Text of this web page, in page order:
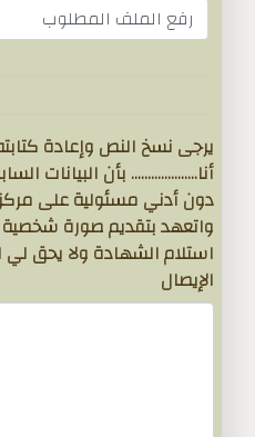
رفع الملف المطلوب
يرجى نسخ النص وإعادة
أنا.................... بأن البيانات
دون أدني مسئولية على مركز
واتعهد بتقديم صورة
استلام الشهادة ولا يحق
الإيصال